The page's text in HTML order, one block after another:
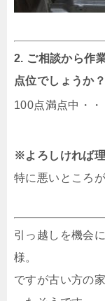
2. ご相談から作
点位でしょうか？
100点満点中・・
※よろしければ理
特に悪いところ
引っ越しを機会
様。
ですが古い方の